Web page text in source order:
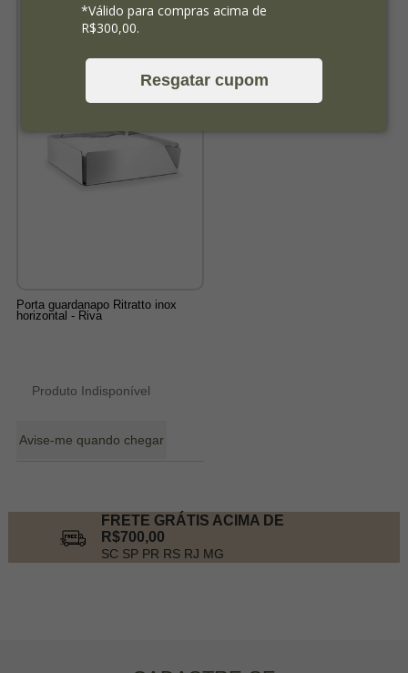
*Válido para compras acima de
R$300,00.
Resgatar cupom
Porta guardanapo Ritratto inox
horizontal - Riva
Produto Indisponível
Avise-me quando chegar
FRETE GRÁTIS ACIMA DE
R$700,00
SC SP PR RS RJ MG